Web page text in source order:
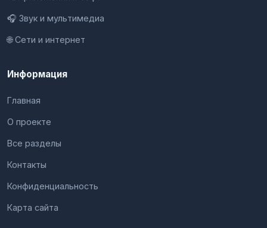
🎧 Звук и мультимедиа
🌐 Сети и интернет
Информация
Главная
О проекте
Все разделы
Контакты
Конфиденциальность
Карта сайта